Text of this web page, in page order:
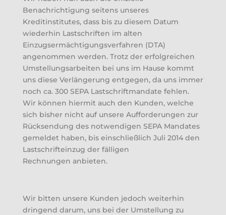
Benachrichtigung seitens unseres
Kreditinstitutes, dass bis zu diesem Datum
wiederhin Lastschriften im alten
Einzugsermächtigungsverfahren (DTA)
angenommen werden. Trotz der erfolgreichen
Umstellungsarbeiten bei uns im Hause kommt
uns diese Verlängerung entgegen, da uns immer
noch ca. 300 SEPA Lastschriftmandate fehlen.
Wir können hiermit auch den Kunden, welche
sich bisher nicht auf unsere Aufforderungen zur
Rücksendung des notwendigen SEPA Mandates
gemeldet haben, bis einschließlich Juli 2014 den
Lastschrifteinzug der fälligen
Rechnungen anbieten.
Wir bitten unsere Kunden jedoch weiterhin
dringend darum, uns bei der Umstellung zu